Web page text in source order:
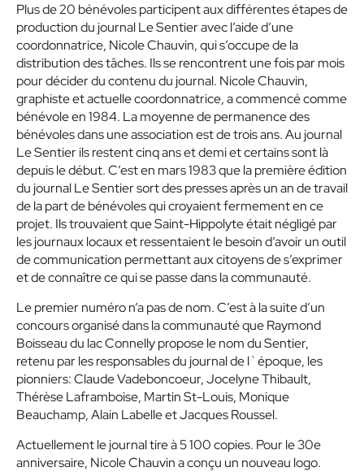
Plus de 20 bénévoles participent aux différentes étapes de
production du journal Le Sentier avec l’aide d’une
coordonnatrice, Nicole Chauvin, qui s’occupe de la
distribution des tâches. Ils se rencontrent une fois par mois
pour décider du contenu du journal. Nicole Chauvin,
graphiste et actuelle coordonnatrice, a commencé comme
bénévole en 1984. La moyenne de permanence des
bénévoles dans une association est de trois ans. Au journal
Le Sentier ils restent cinq ans et demi et certains sont là
depuis le début. C’est en mars 1983 que la première édition
du journal Le Sentier sort des presses après un an de travail
de la part de bénévoles qui croyaient fermement en ce
projet. Ils trouvaient que Saint-Hippolyte était négligé par
les journaux locaux et ressentaient le besoin d’avoir un outil
de communication permettant aux citoyens de s’exprimer
et de connaître ce qui se passe dans la communauté.
Le premier numéro n’a pas de nom. C’est à la suite d’un
concours organisé dans la communauté que Raymond
Boisseau du lac Connelly propose le nom du Sentier,
retenu par les responsables du journal de l`époque, les
pionniers: Claude Vadeboncoeur, Jocelyne Thibault,
Thérèse Laframboise, Martin St-Louis, Monique
Beauchamp, Alain Labelle et Jacques Roussel.
Actuellement le journal tire à 5 100 copies. Pour le 30e
anniversaire, Nicole Chauvin a conçu un nouveau logo.